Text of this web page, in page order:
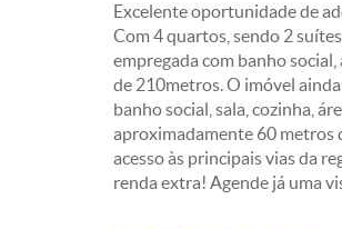
Excelente oportunidade de
Com 4 quartos, sendo 2
empregada com banho
de 210metros. O imóvel
banho social, sala, cozinha,
aproximadamente 60 metros
acesso às principais vias da
renda extra! Agende já uma